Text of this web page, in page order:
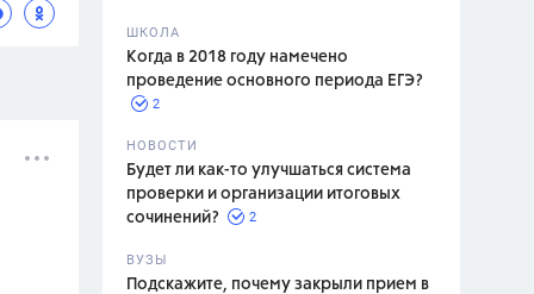
ШКОЛА
Когда в 2018 году намечено
проведение основного периода ЕГЭ?
2
НОВОСТИ
Будет ли как-то улучшаться система
проверки и организации итоговых
сочинений?
2
ВУЗЫ
Подскажите, почему закрыли прием в